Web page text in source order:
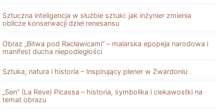
Sztuczna inteligencja w służbie sztuki: jak inżynier zmienia
oblicze konserwacji dzieł renesansu
Obraz „Bitwa pod Racławicami” – malarska epopeja narodowa i
manifest ducha niepodległości
Sztuka, natura i historia – Inspirujący plener w Zwardoniu
„Sen” (La Reve) Picassa – historia, symbolika i ciekawostki na
temat obrazu